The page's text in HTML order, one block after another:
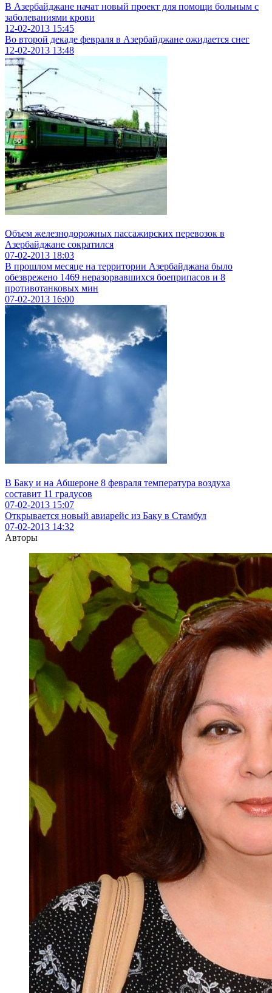
В Азербайджане начат новый проект для помощи больным с
заболеваниями крови
12-02-2013 15:45
Во второй декаде февраля в Азербайджане ожидается снег
12-02-2013 13:48
Объем железнодорожных пассажирских перевозок в
Азербайджане сократился
07-02-2013 18:03
В прошлом месяце на территории Азербайджана было
обезврежено 1469 неразорвавшихся боеприпасов и 8
противотанковых мин
07-02-2013 16:00
В Баку и на Абшероне 8 февраля температура воздуха
составит 11 градусов
07-02-2013 15:07
Открывается новый авиарейс из Баку в Стамбул
07-02-2013 14:32
Авторы